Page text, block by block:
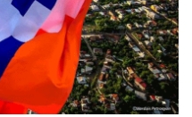
Կաթողիկոսի եւ վեց
քրվարույթը
շախմատի